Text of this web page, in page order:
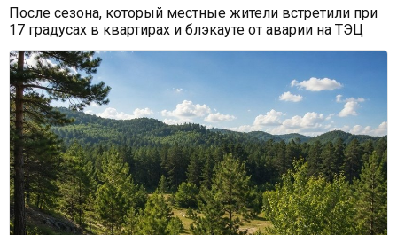
После сезона, который местные жители встретили при
17 градусах в квартирах и блэкауте от аварии на ТЭЦ